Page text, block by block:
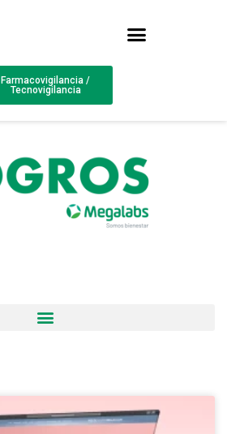
Farmacovigilancia /
Tecnovigilancia